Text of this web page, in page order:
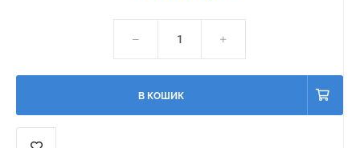
В КОШИК